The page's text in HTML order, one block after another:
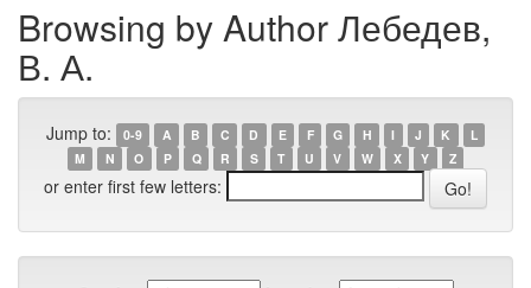
Browsing by Author Лебедев,
В. А.
Jump to: 0-9 A B C D E F G H I J K
L
M
N O P Q R S T U V W X Y Z
or enter first few letters: